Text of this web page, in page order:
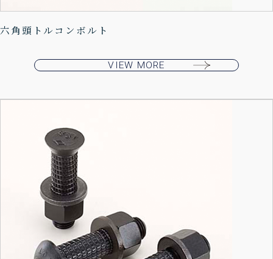
六角頭トルコンボルト
VIEW MORE